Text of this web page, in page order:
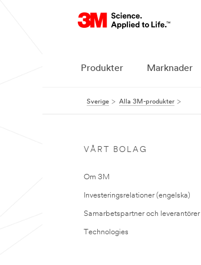
Produkter Marknader
Sverige Alla 3M-produkter
VÅRT BOLAG
Om 3M
Investeringsrelationer (engelska)
Samarbetspartner och leverantörer
Technologies